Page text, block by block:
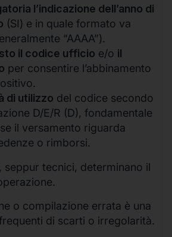
l’indicazione dell’anno di
(SI) e in quale formato va
“AAAA”).
il codice ufficio e/o il
per consentire l’abbinamento
di utilizzo del codice secondo
D/E/R (D), fondamentale
il versamento riguarda
o rimborsi.
seppur tecnici, determinano il
o compilazione errata è una
di scarti o irregolarità.